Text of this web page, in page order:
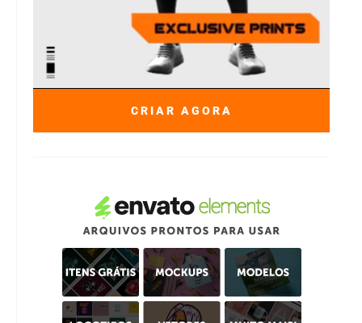
CRIAR AGORA